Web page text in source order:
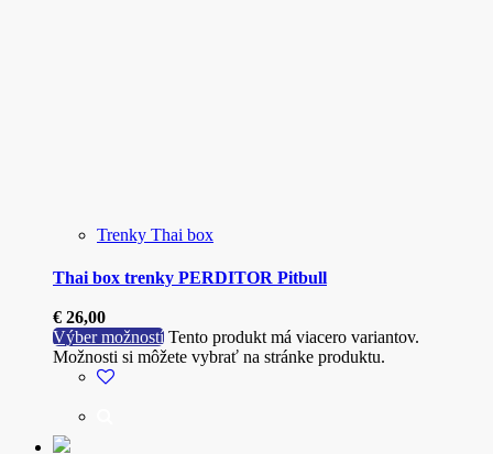
Trenky Thai box
Thai box trenky PERDITOR Pitbull
€ 26,00
Výber možností Tento produkt má viacero variantov.
Možnosti si môžete vybrať na stránke produktu.